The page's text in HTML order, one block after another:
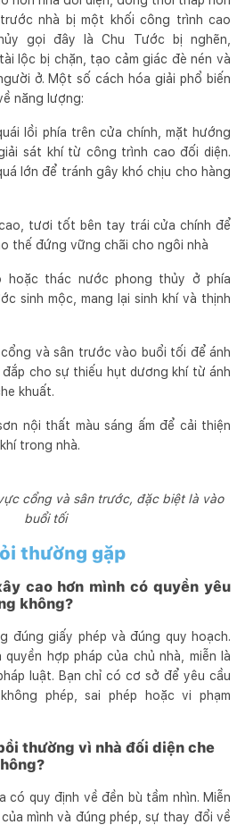
nhà bị một khối công trình cao
gọi đây là Chu Tước bị nghẽn,
lộc bị chặn, tạo cảm giác đè nén và
ở. Một số cách hóa giải phổ biến
năng lượng:
lồi phía trên cửa chính, mặt hướng
sát khí từ công trình cao đối diện.
lớn để tránh gây khó chịu cho hàng
tươi tốt bên tay trái cửa chính để
thế đứng vững chãi cho ngôi nhà
hoặc thác nước phong thủy ở phía
sinh mộc, mang lại sinh khí và thịnh
và sân trước vào buổi tối để ánh
cho sự thiếu hụt dương khí từ ánh
khuất.
nội thất màu sáng ấm để cải thiện
trong nhà.
cổng và sân trước, đặc biệt là vào
buổi tối
thường gặp
cao hơn mình có quyền yêu
không?
đúng giấy phép và đúng quy hoạch.
hợp pháp của chủ nhà, miễn là
luật. Bạn chỉ có cơ sở để yêu cầu
phép, sai phép hoặc vi phạm
thường vì nhà đối diện che
có quy định về đền bù tầm nhìn. Miễn
mình và đúng phép, sự thay đổi về